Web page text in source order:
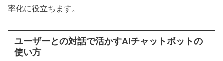
率化に役立ちます。
ユーザーとの対話で活かすAIチャットボットの
使い方